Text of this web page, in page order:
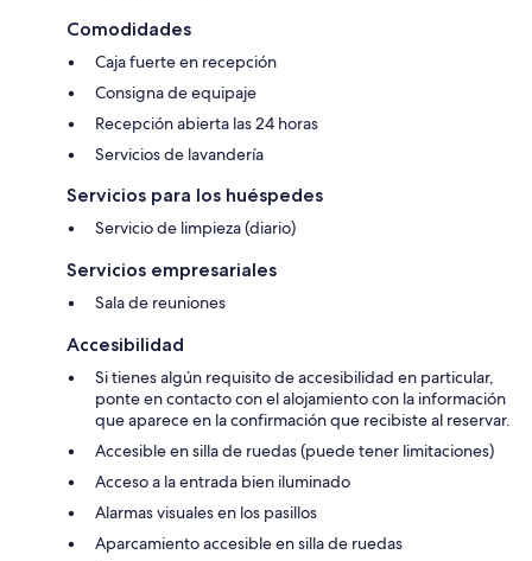
Comodidades
Caja fuerte en recepción
Consigna de equipaje
Recepción abierta las 24 horas
Servicios de lavandería
Servicios para los huéspedes
Servicio de limpieza (diario)
Servicios empresariales
Sala de reuniones
Accesibilidad
Si tienes algún requisito de accesibilidad en particular,
ponte en contacto con el alojamiento con la información
que aparece en la confirmación que recibiste al reservar.
Accesible en silla de ruedas (puede tener limitaciones)
Acceso a la entrada bien iluminado
Alarmas visuales en los pasillos
Aparcamiento accesible en silla de ruedas